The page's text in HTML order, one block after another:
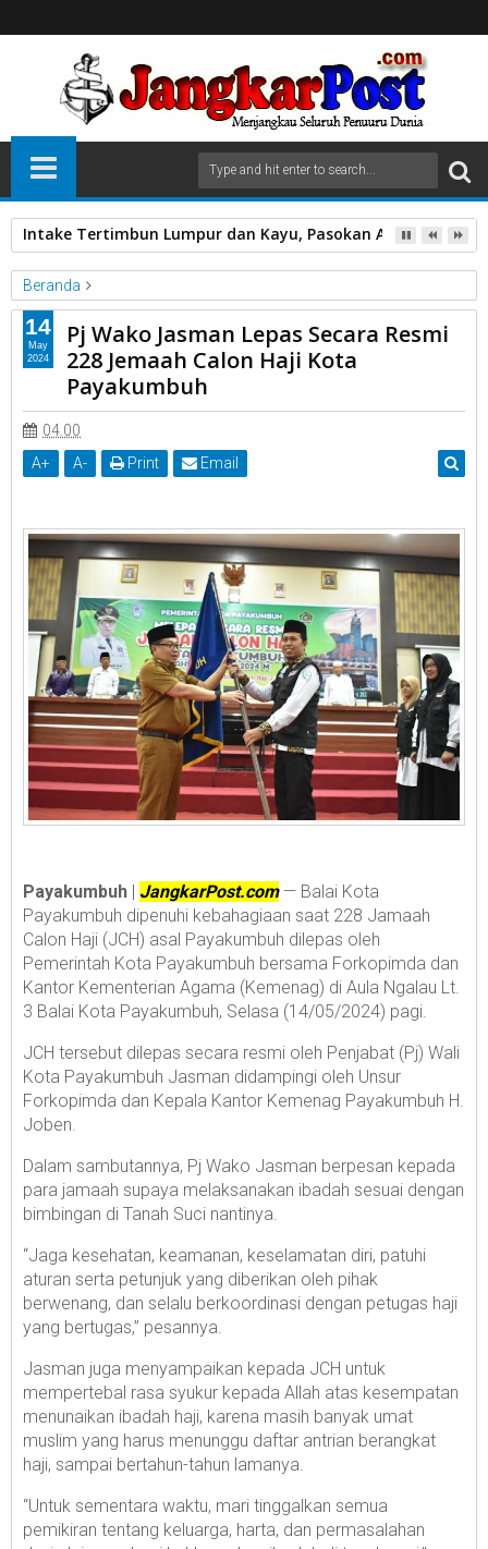
Intake Tertimbun Lumpur dan Kayu, Pasokan Air Bersih di
Beranda
Pj Wako Jasman Lepas Secara Resmi 228 Jemaah Calon Haji
Kota Payakumbuh
Pj Wako Jasman Lepas Secara Resmi 228 Jemaah Calon Haji
Kota Payakumbuh
Pj Wako Jasman Lepas Secara Resmi
228 Jemaah Calon Haji Kota
Payakumbuh
04.00
A+ A- Print Email
Payakumbuh | JangkarPost.com— Balai Kota
Payakumbuh dipenuhi kebahagiaan saat 228 Jamaah
Calon Haji (JCH) asal Payakumbuh dilepas oleh
Pemerintah Kota Payakumbuh bersama Forkopimda dan
Kantor Kementerian Agama (Kemenag) di Aula Ngalau Lt.
3 Balai Kota Payakumbuh, Selasa (14/05/2024) pagi.
JCH tersebut dilepas secara resmi oleh Penjabat (Pj) Wali
Kota Payakumbuh Jasman didampingi oleh Unsur
Forkopimda dan Kepala Kantor Kemenag Payakumbuh H.
Joben.
Dalam sambutannya, Pj Wako Jasman berpesan kepada
para jamaah supaya melaksanakan ibadah sesuai dengan
bimbingan di Tanah Suci nantinya.
“Jaga kesehatan, keamanan, keselamatan diri, patuhi
aturan serta petunjuk yang diberikan oleh pihak
berwenang, dan selalu berkoordinasi dengan petugas haji
yang bertugas,” pesannya.
Jasman juga menyampaikan kepada JCH untuk
mempertebal rasa syukur kepada Allah atas kesempatan
menunaikan ibadah haji, karena masih banyak umat
muslim yang harus menunggu daftar antrian berangkat
haji, sampai bertahun-tahun lamanya.
“Untuk sementara waktu, mari tinggalkan semua
pemikiran tentang keluarga, harta, dan permasalahan
14
May
2024